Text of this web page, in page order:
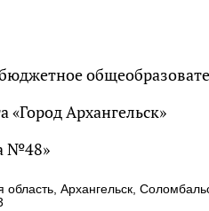
«Город Архангельск»
№48»
область, Архангельск,